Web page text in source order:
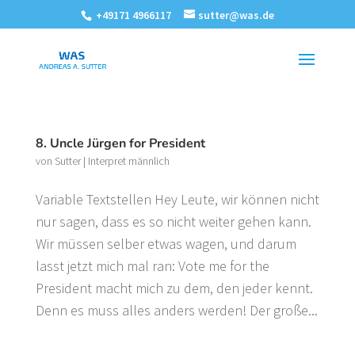
+49171 4966117 sutter@was.de
8. Uncle Jürgen for President
von Sutter| Interpret männlich
Variable Textstellen Hey Leute, wir können nicht
nur sagen, dass es so nicht weiter gehen kann.
Wir müssen selber etwas wagen, und darum
lasst jetzt mich mal ran: Vote me for the
President macht mich zu dem, den jeder kennt.
Denn es muss alles anders werden! Der große...